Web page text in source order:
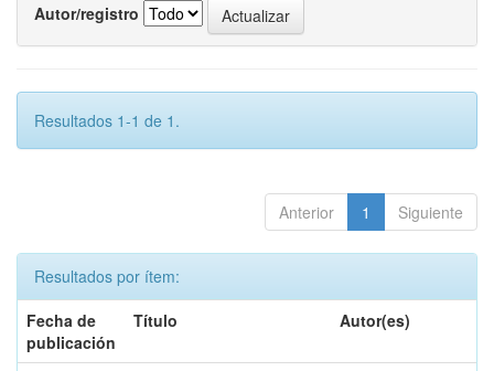
Autor/registro
Resultados 1-1 de 1.
Anterior 1 Siguiente
Resultados por ítem:
Fecha de
publicación
Título Autor(es)